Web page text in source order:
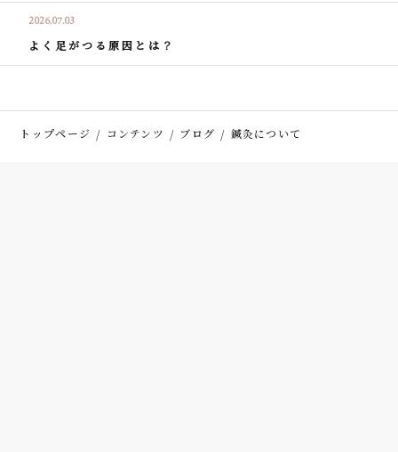
2026.07.03
よく足がつる原因とは？
トップページ コンテンツ ブログ 鍼灸について